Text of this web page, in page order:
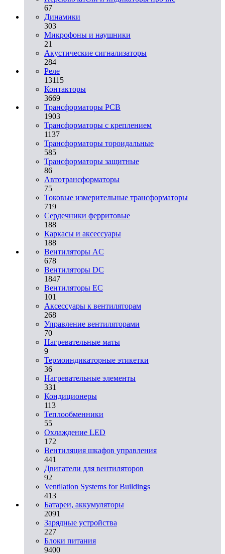
67
Динамики
303
Микрофоны и наушники
21
Акустические сигнализаторы
284
Реле
13115
Контакторы
3669
Трансформаторы PCB
1903
Трансформаторы с креплением
1137
Трансформаторы тороидальные
585
Трансформаторы защитные
86
Автотрансформаторы
75
Токовые измерительные трансформаторы
719
Сердечники ферритовые
188
Каркасы и аксессуары
188
Вентиляторы AC
678
Вентиляторы DC
1847
Вентиляторы EC
101
Аксессуары к вентиляторам
268
Управление вентиляторами
70
Нагревательные маты
9
Термоиндикаторные этикетки
36
Нагревательные элементы
331
Кондиционеры
113
Теплообменники
55
Охлаждение LED
172
Вентиляция шкафов управления
441
Двигатели для вентиляторов
92
Ventilation Systems for Buildings
413
Батареи, аккумуляторы
2091
Зарядные устройства
227
Блоки питания
9400